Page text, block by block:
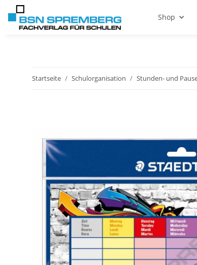
Shop
Startseite Schulorganisation Stunden- und